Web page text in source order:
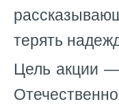
терять
Цель акции —